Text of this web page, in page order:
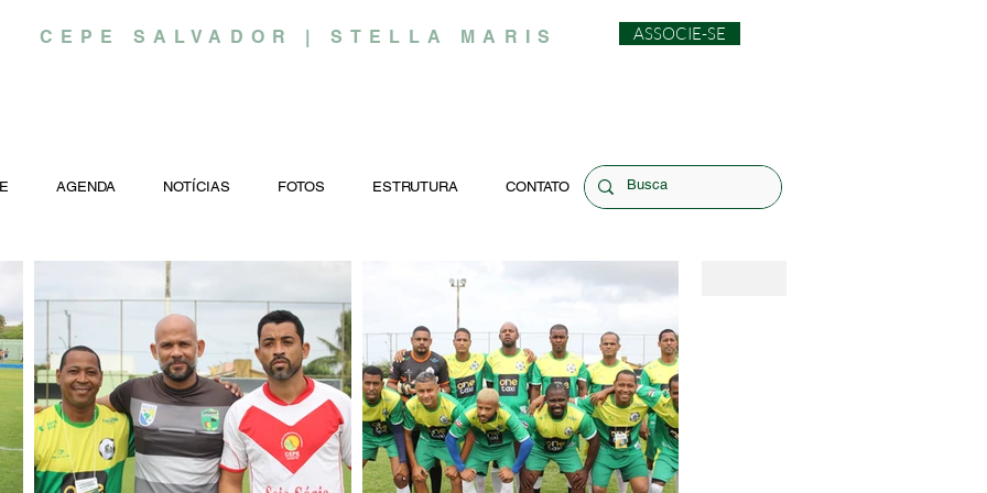
CEPE SALVADOR | STELLA MARIS ASSOCIE-SE
AGENDA NOTÍCIAS FOTOS ESTRUTURA CONTATO